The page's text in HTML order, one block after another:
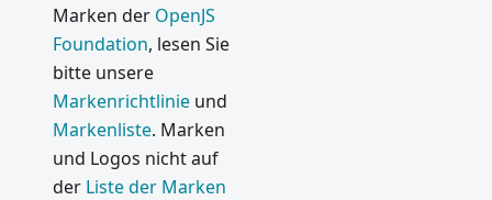
Marken der OpenJS
Foundation, lesen Sie
bitte unsere
Markenrichtlinie und
Markenliste. Marken
und Logos nicht auf
der Liste der Marken